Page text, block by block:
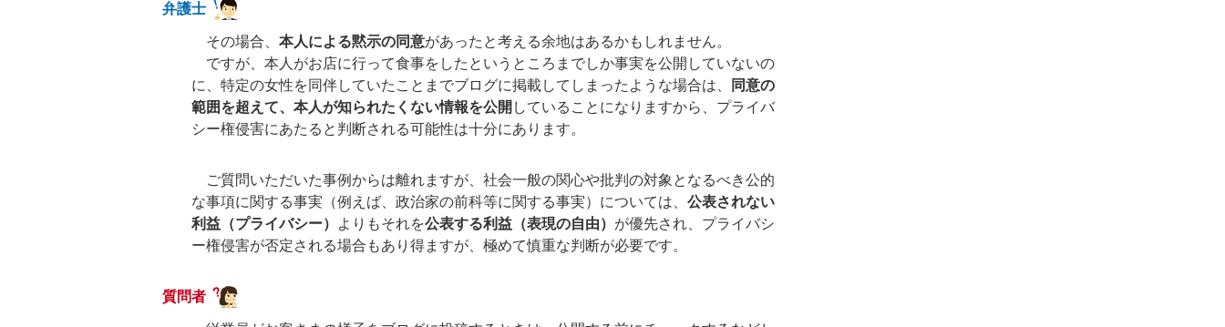
弁護士
その場合、 本人による黙示の同意があったと考える余地はあるかもしれません。
ですが、本人がお店に行って食事をしたというところまでしか事実を公開していないの
に、特定の女性を同伴していたことまでブログに掲載してしまったような場合は、
同意の
範囲を超えて、本人が知られたくない情報を公開 していることになりますから、プライバ
シー権侵害にあたると判断される可能性は十分にあります。
ご質問いただいた事例からは離れますが、社会一般の関心や批判の対象となるべき公的
な事項に関する事実（例えば、政治家の前科等に関する事実）については、 公表されない
利益（プライバシー）
よりもそれを公表する利益（表現の自由） が優先され、プライバシ
ー権侵害が否定される場合もあり得ますが、極めて慎重な判断が必要です。
質問者